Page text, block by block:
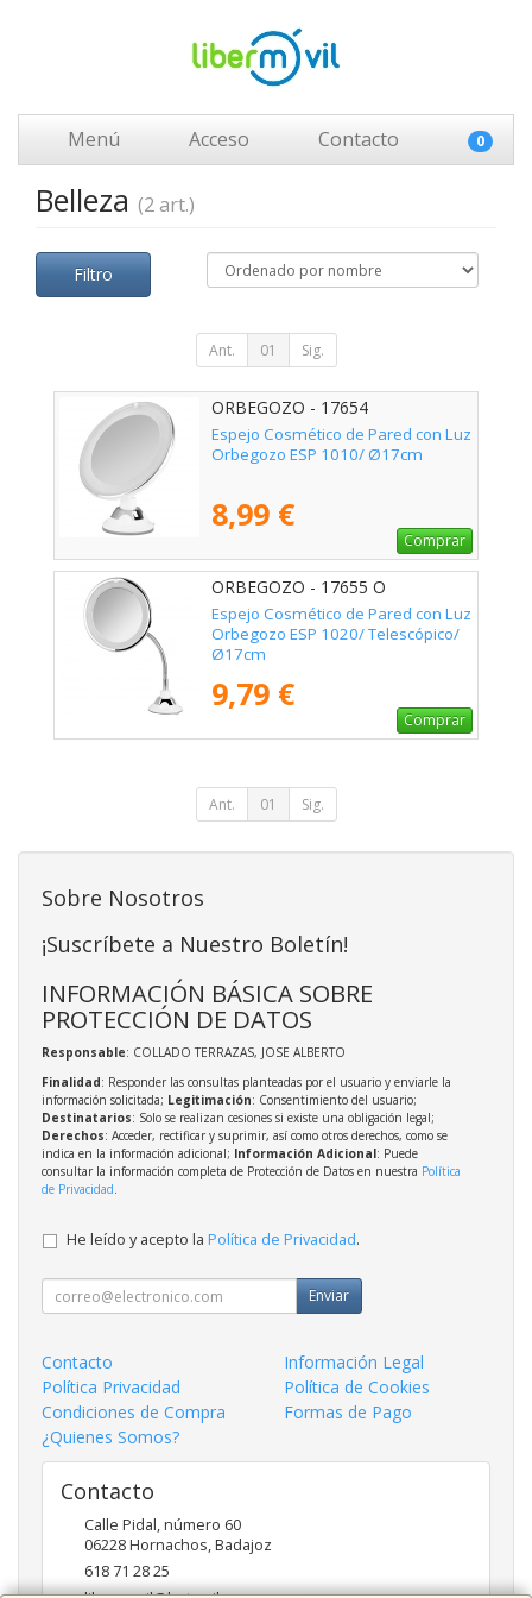
Menú Acceso Contacto 0
Belleza (2 art.)
Filtro
Ant. 01 Sig.
ORBEGOZO - 17654
Espejo Cosmético de Pared con Luz
Orbegozo ESP 1010/ Ø17cm
8,99 €
Comprar
ORBEGOZO - 17655 O
Espejo Cosmético de Pared con Luz
Orbegozo ESP 1020/ Telescópico/
Ø17cm
9,79 €
Comprar
Ant. 01 Sig.
Sobre Nosotros
¡Suscríbete a Nuestro Boletín!
INFORMACIÓN BÁSICA SOBRE
PROTECCIÓN DE DATOS
Responsable: COLLADO TERRAZAS, JOSE ALBERTO
Finalidad: Responder las consultas planteadas por el usuario y enviarle la
información solicitada; Legitimación: Consentimiento del usuario;
Destinatarios: Solo se realizan cesiones si existe una obligación legal;
Derechos: Acceder, rectificar y suprimir, así como otros derechos, como se
indica en la información adicional; Información Adicional: Puede
consultar la información completa de Protección de Datos en nuestra Política
de Privacidad.
He leído y acepto la Política de Privacidad.
Enviar
Contacto
Información Legal
Política Privacidad
Política de Cookies
Condiciones de Compra
Formas de Pago
¿Quienes Somos?
Contacto
Calle Pidal, número 60
06228Hornachos,Badajoz
618 71 28 25